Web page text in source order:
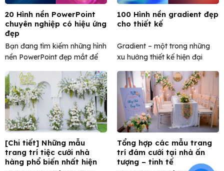
20 Hình nền PowerPoint
chuyên nghiệp có hiệu ứng
đẹp
Bạn đang tìm kiếm những hình
nền PowerPoint đẹp mắt để
100 Hình nền gradient đẹp
cho thiết kế
Gradient – một trong những
xu hướng thiết kế hiện đại
[Chi tiết] Những mẫu
trang trí tiệc cưới nhà
hàng phổ biến nhất hiện
Tổng hợp các mẫu trang
trí đám cưới tại nhà ấn
tượng – tinh tế